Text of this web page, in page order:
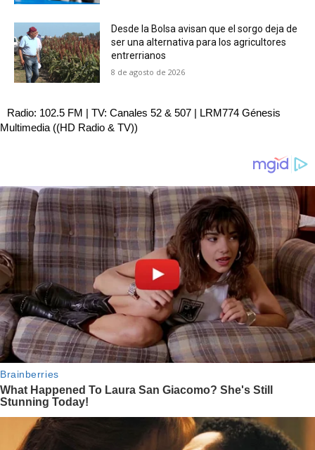
Desde la Bolsa avisan que el sorgo deja de
ser una alternativa para los agricultores
entrerrianos
8 de agosto de 2026
Radio: 102.5 FM | TV: Canales 52 & 507 | LRM774 Génesis
Multimedia ((HD Radio & TV))